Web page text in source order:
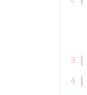
3
4